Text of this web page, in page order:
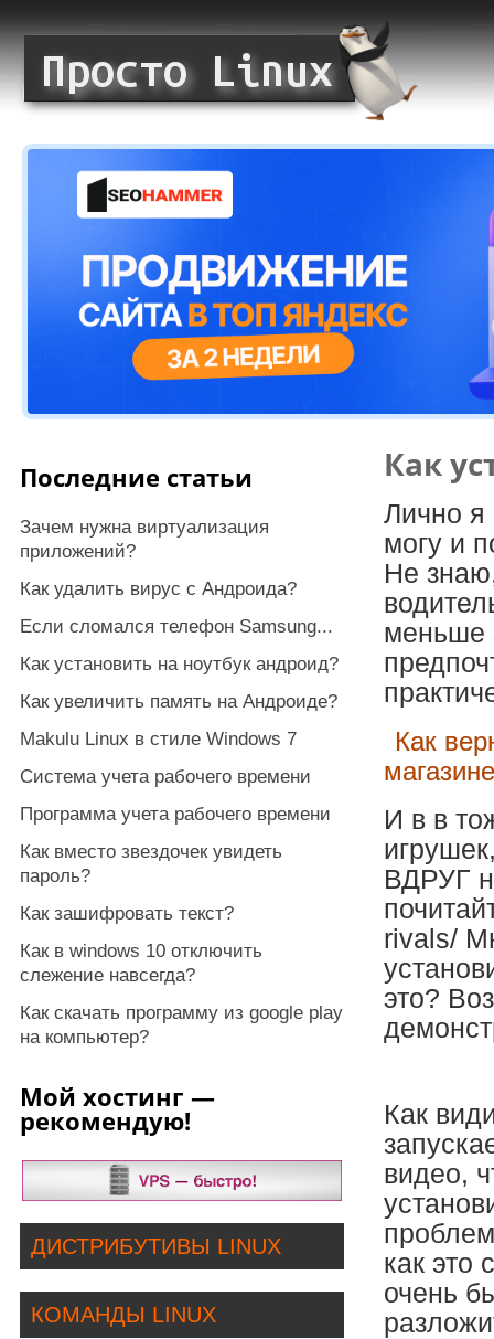
Как
Лично я
могу и
Не
меньше
Как
И в в
ВДРУГ
rivals/
это?
Как
видео,
как это
очень
Последние статьи
Зачем нужна виртуализация
приложений?
Как удалить вирус с Андроида?
Если сломался телефон Samsung...
Как установить на ноутбук андроид?
Как увеличить память на Андроиде?
Makulu Linux в стиле Windows 7
Система учета рабочего времени
Программа учета рабочего времени
Как вместо звездочек увидеть
пароль?
Как зашифровать текст?
Как в windows 10 отключить
слежение навсегда?
Как скачать программу из google play
на компьютер?
Мой хостинг —
рекомендую!
ДИСТРИБУТИВЫ LINUX
КОМАНДЫ LINUX